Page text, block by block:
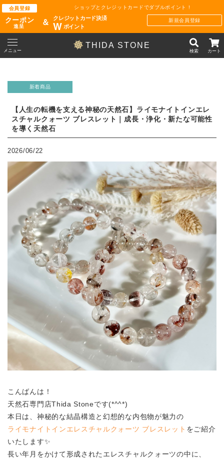
会員登録
クーポン
進呈
ショップとクレジットカードでダブルポイント !
＆
クレジットカード決済
Wポイント
新規会員登録
THIDA STONE
メニュー 検索 カート
新着商品
【人生の転機を支える神秘の天然石】ライモナイトインエレ
スチャルクォーツ ブレスレット｜成長・浄化・新たな可能性
を導く天然石
2026/06/22
こんばんは！
天然石専門店Thida Stoneです(*^^*)
本日は、神秘的な結晶構造と幻想的な内包物が魅力の
ライモナイトインエレスチャルクォーツ ブレスレット をご紹介
いたします✨
長い年月をかけて形成されたエレスチャルクォーツの中に、